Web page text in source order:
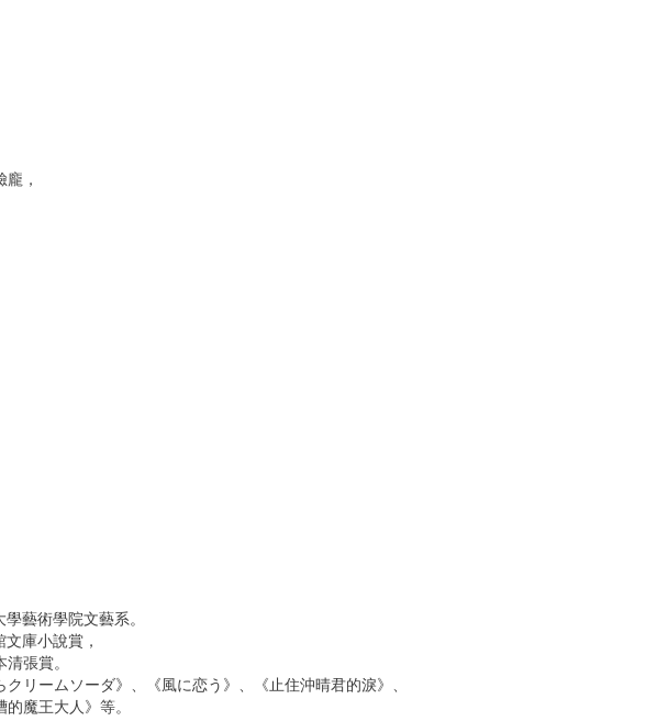
，
藝術學院文藝系。
庫小說賞，
張賞。
リームソーダ》、《風に恋う》、《止住沖晴君的淚》、
魔王大人》等。